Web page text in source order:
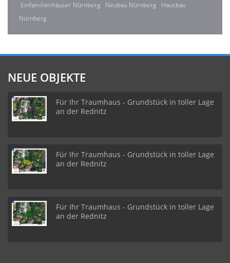
Einfamilienhäuser Nürnberg
Neubau Nürnberg
Hausbau
Nürnberg
NEUE OBJEKTE
Für Ihr Traumhaus - Grundstück in toller Lage
an der Rednitz
Für Ihr Traumhaus - Grundstück in toller Lage
an der Rednitz
Für Ihr Traumhaus - Grundstück in toller Lage
an der Rednitz